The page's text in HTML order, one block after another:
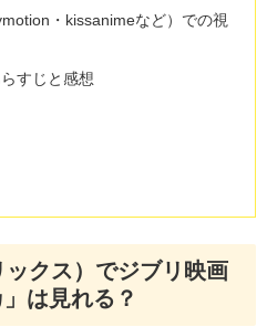
・kissanimeなど）での視
すじと感想
クス）でジブリ映画
は見れる？